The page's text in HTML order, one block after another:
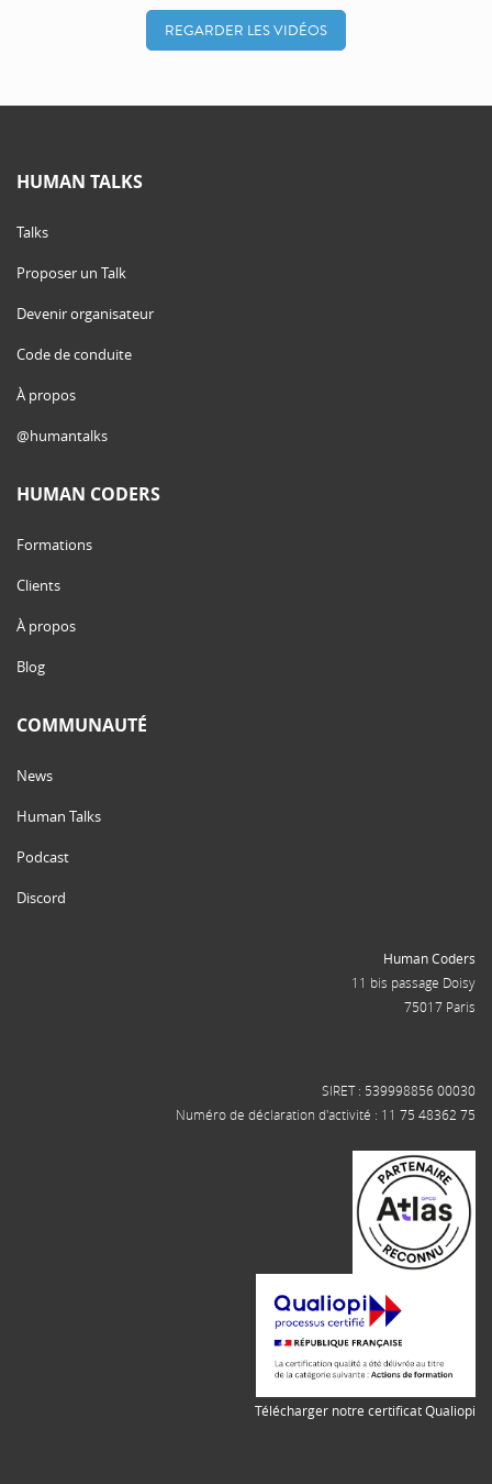
REGARDER LES VIDÉOS
HUMAN TALKS
Talks
Proposer un Talk
Devenir organisateur
Code de conduite
À propos
@humantalks
HUMAN CODERS
Formations
Clients
À propos
Blog
COMMUNAUTÉ
News
Human Talks
Podcast
Discord
Human Coders
11 bis passage Doisy
75017 Paris
SIRET : 539998856 00030
Numéro de déclaration d'activité : 11 75 48362 75
Télécharger notre certificat Qualiopi